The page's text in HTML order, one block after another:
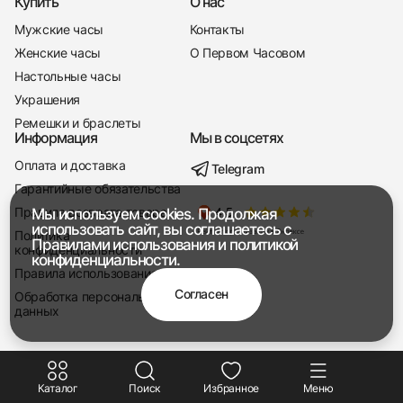
+7 916 221-22-37
Мы насвязи 08:00 — 19:00
Каталог Поиск Избранное Меню
Мужские часы
Женские часы
Настольные часы
Украшения
Ремешки и браслеты
Контакты
О Первом Часовом
Информация
Оплата и доставка
Гарантийные обязательства
Правила возврата товара
Политика
конфиденциальности
Правила использования
Обработка персональных
данных
Мы в соцсетях
Telegram
Мы используем cookies. Продолжая
использовать сайт, вы соглашаетесь с
Правилами использованияи политикой
конфиденциальности.
Согласен